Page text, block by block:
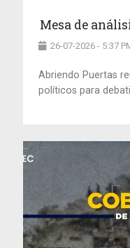
Mesa de
26-07-2026 - 5:37
Abriendo Puertas
políticos para